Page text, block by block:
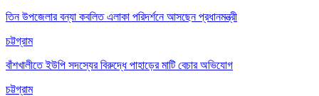
তিন উপজেলার বন্যা কবলিত এলাকা পরিদর্শনে আসছেন প্রধানমন্ত্রী
চট্টগ্রাম
বাঁশখালীতে ইউপি সদস্যের বিরুদ্ধে পাহাড়ের মাটি বেচার অভিযোগ
চট্টগ্রাম